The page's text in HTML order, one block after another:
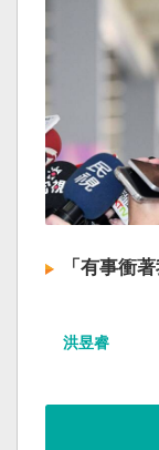
「有事衝
洪昱睿